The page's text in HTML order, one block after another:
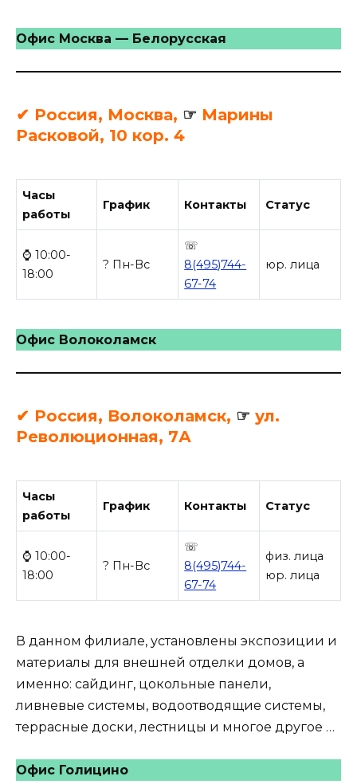
Офис Москва — Белорусская
✔ Россия, Москва, ☞ Марины
Расковой, 10 кор. 4
Часы
работы
График Контакты Статус
⌚ 10:00-
18:00
? Пн-Вс
☏
8(495)744-
67-74
юр. лица
Офис Волоколамск
✔ Россия, Волоколамск, ☞ ул.
Революционная, 7А
Часы
работы
График Контакты Статус
⌚ 10:00-
18:00
? Пн-Вс
☏
8(495)744-
67-74
физ. лица
юр. лица
В данном филиале, установлены экспозиции и
материалы для внешней отделки домов, а
именно: сайдинг, цокольные панели,
ливневые системы, водоотводящие системы,
террасные доски, лестницы и многое другое …
Офис Голицино